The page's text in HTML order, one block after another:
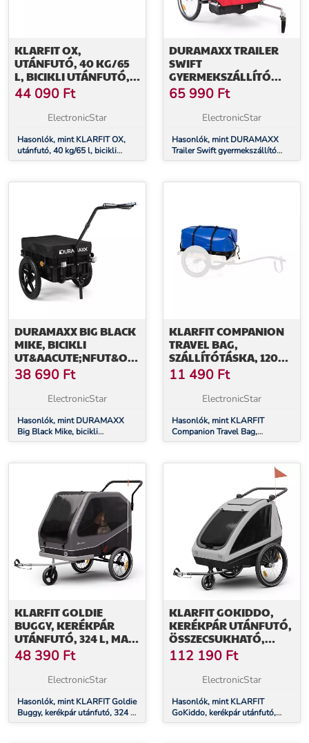
KLARFIT OX,
UTÁNFUTÓ, 40 KG/65
L, BICIKLI UTÁNFUTÓ,
16" X 1,75" GUMIK,
FEKETE
44 090 Ft
ElectronicStar
Hasonlók, mint KLARFIT OX,
utánfutó, 40 kg/65 l, bicikli
utánfutó, 16" x 1,75" gumik,
DURAMAXX TRAILER
SWIFT
GYERMEKSZÁLLÍTÓ
KERÉKPÁR UTÁNFUTÓ,
2 ÜLÉS, MAX. 20 KG
65 990 Ft
ElectronicStar
Hasonlók, mint DURAMAXX
Trailer Swift gyermekszállító
kerékpár utánfutó, 2 ülés, max.
DURAMAXX BIG BLACK
MIKE, BICIKLI
UT&AACUTE;NFUT&OACUTE;,
FEKETE
38 690 Ft
ElectronicStar
Hasonlók, mint DURAMAXX
Big Black Mike, bicikli
ut&aacute;nfut&oacute;, fekete
KLARFIT COMPANION
TRAVEL BAG,
SZÁLLÍTÓTÁSKA, 120
LITERES, VÍZÁLLÓ,
ROLL-TOP, PU, KÉK
11 490 Ft
ElectronicStar
Hasonlók, mint KLARFIT
Companion Travel Bag,
szállítótáska, 120 literes,
KLARFIT GOLDIE
BUGGY, KERÉKPÁR
UTÁNFUTÓ, 324 L, MAX.
40 KG,
ÖSSZECSUKHATÓ,
IDŐJÁRÁSÁLLÓ
48 390 Ft
ElectronicStar
Hasonlók, mint KLARFIT Goldie
Buggy, kerékpár utánfutó, 324 l,
max. 40 kg, összecsukható,
KLARFIT GOKIDDO,
KERÉKPÁR UTÁNFUTÓ,
ÖSSZECSUKHATÓ,
INTEGRÁLT FÉK,
NÖVEKVŐ, 2 GYERMEK
SZÁMÁRA
112 190 Ft
ElectronicStar
Hasonlók, mint KLARFIT
GoKiddo, kerékpár utánfutó,
összecsukható, integrált fék,